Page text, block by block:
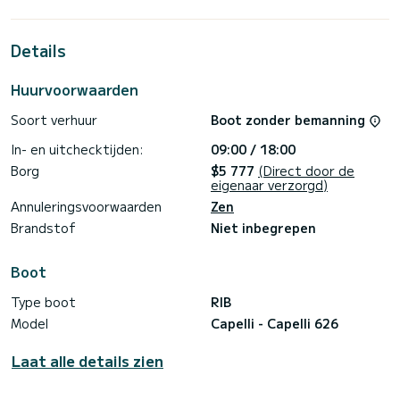
Details
Huurvoorwaarden
Soort verhuur
Boot zonder bemanning
In- en uitchecktijden:
09:00 / 18:00
Borg
$5 777 (Direct door de
eigenaar verzorgd)
Annuleringsvoorwaarden
Zen
Brandstof
Niet inbegrepen
Boot
Type boot
RIB
Model
Capelli - Capelli 626
Laat alle details zien